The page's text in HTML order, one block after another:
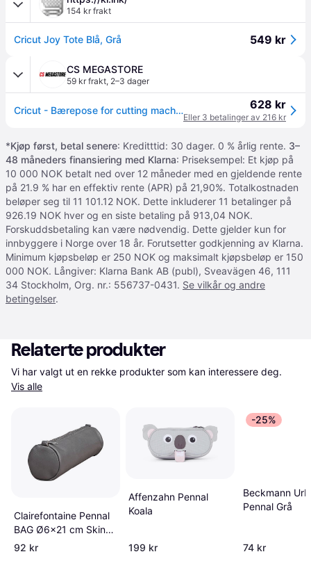
154 kr frakt
Cricut Joy Tote Blå, Grå 549 kr
CS MEGASTORE
59 kr frakt, 2–3 dager
Cricut - Bærepose for cutting machine - for Joy 628 kr
Eller 3 betalinger av 216 kr
*Kjøp først, betal senere: Kreditttid: 30 dager. 0 % årlig rente. 3–
48 måneders finansiering med Klarna: Priseksempel: Et kjøp på
10 000 NOK betalt ned over 12 måneder med en gjeldende rente
på 21.9 % har en effektiv rente (APR) på 21,90%. Totalkostnaden
beløper seg til 11 101.12 NOK. Dette inkluderer 11 betalinger på
926.19 NOK hver og en siste betaling på 913,04 NOK.
Forskuddsbetaling kan være nødvendig. Dette gjelder kun for
innbyggere i Norge over 18 år. Forutsetter godkjenning av Klarna.
Minimum kjøpsbeløp er 250 NOK og maksimalt kjøpsbeløp er 150
000 NOK. Långiver: Klarna Bank AB (publ), Sveavägen 46, 111
34 Stockholm, Org. nr.: 556737-0431. Se vilkår og andre
betingelser.
Relaterte produkter
Vis alle
Clairefontaine Pennal
BAG Ø6x21 cm Skinn
Grå
92 kr
Affenzahn Pennal
Koala
199 kr
-25%
Beckmann
Pennal Grå
74 kr